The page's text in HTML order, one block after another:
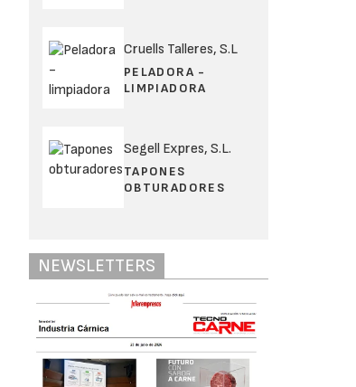
Cruells Talleres, S.L
PELADORA -
LIMPIADORA
Segell Expres, S.L.
TAPONES
OBTURADORES
NEWSLETTERS